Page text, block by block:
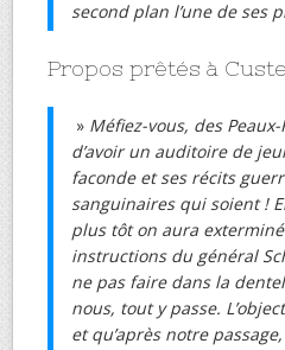
second plan l’une de ses
Propos prêtés à
» Méfiez-vous, des
d’avoir un auditoire de
faconde et ses récits
sanguinaires qui soient !
plus tôt on aura
instructions du général
ne pas faire dans la
nous, tout y passe.
et qu’après notre